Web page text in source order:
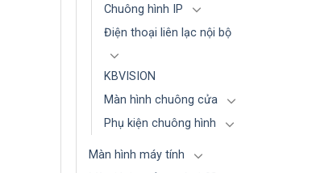
Chuông hình IP
Điện thoại liên lạc nội bộ
KBVISION
Màn hình chuông cửa
Phụ kiện chuông hình
Màn hình máy tính